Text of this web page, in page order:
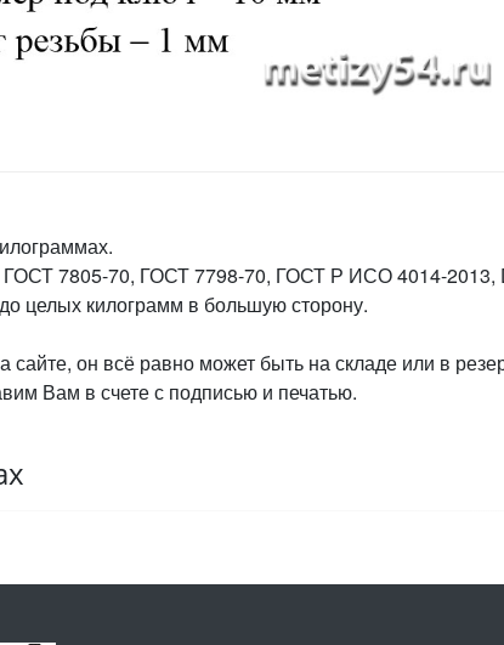
ГОСТ 7805-70, ГОСТ 7798-70, ГОСТ Р ИСО 4014-2013,
целых килограмм в большую сторону.
сайте, он всё равно может быть на складе или в
Вам в счете с подписью и печатью.